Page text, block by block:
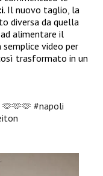
. Il nuovo taglio, la
diversa da quella
alimentare il
video per
trasformato in un
🫶🫶🫶#napoli